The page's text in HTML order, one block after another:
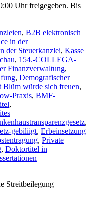
Uhr freigegeben. Bis
, B2B elektronisch
in der
der Steuerkanzlei, Kasse
, 154.-COLLEGA-
Finanzverwaltung,
, Demografischer
Blüm würde sich freuen,
Praxis, BMF-
,
,
gebiliigt, Erbeinsetzung
, Private
, Doktortitel in
Streitbeilegung